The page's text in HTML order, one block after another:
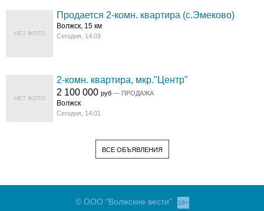
НЕТ ФОТО
Продается 2-комн. квартира (с.Эмеково)
Волжск, 15 км
Сегодня, 14:03
НЕТ ФОТО
2-комн. квартира, мкр."Центр"
2 100 000руб — ПРОДАЖА
Волжск
Сегодня, 14:01
ВСЕ ОБЪЯВЛЕНИЯ
© ООО "Волжские вести" 16+